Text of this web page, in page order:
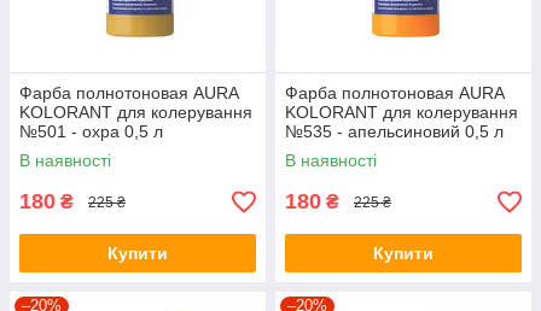
Фарба полнотоновая AURA
KOLORANT для колерування
№501 - охра 0,5 л
В наявності
180 ₴ 225 ₴
Купити
Фарба полнотоновая AURA
KOLORANT для колерування
№535 - апельсиновий 0,5 л
В наявності
180 ₴ 225 ₴
Купити
–20% –20%